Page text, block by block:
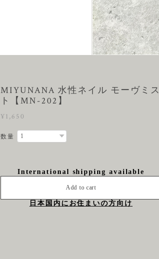
MIYUNANA 水性ネイル モーヴミス
ト【MN-202】
¥1,650
数量
International shipping available
Add to cart
日本国内にお住まいの方向け